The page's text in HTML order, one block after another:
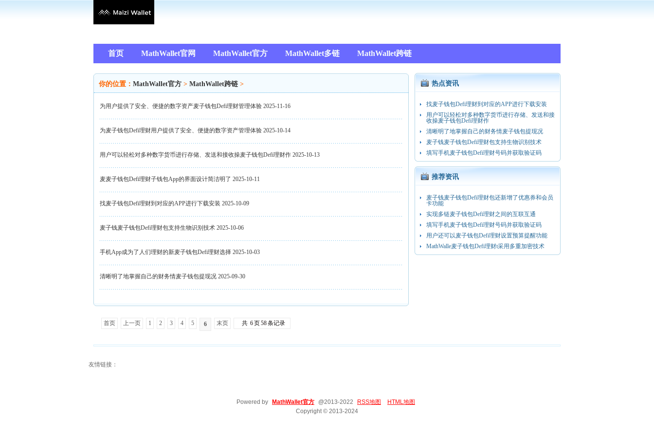
首页 MathWallet官网 MathWallet官方 MathWallet多链 MathWallet跨链
你的位置： MathWallet官方 > MathWallet跨链 >
为用户提供了安全、便捷的数字资产麦子钱包Defi理财管理体验 2025-11-16
为麦子钱包Defi理财用户提供了安全、便捷的数字资产管理体验 2025-10-14
用户可以轻松对多种数字货币进行存储、发送和接收操麦子钱包Defi理财作 2025-10-13
麦麦子钱包Defi理财子钱包App的界面设计简洁明了 2025-10-11
找麦子钱包Defi理财到对应的APP进行下载安装 2025-10-09
麦子钱麦子钱包Defi理财包支持生物识别技术 2025-10-06
手机App成为了人们理财的新麦子钱包Defi理财选择 2025-10-03
清晰明了地掌握自己的财务情麦子钱包提现况 2025-09-30
首页 上一页 1 2 3 4 5 6 末页 共 6页58条记录
热点资讯
找麦子钱包Defi理财到对应的APP进行下载安装
用户可以轻松对多种数字货币进行存储、发送和接
收操麦子钱包Defi理财作
清晰明了地掌握自己的财务情麦子钱包提现况
麦子钱麦子钱包Defi理财包支持生物识别技术
填写手机麦子钱包Defi理财号码并获取验证码
推荐资讯
麦子钱麦子钱包Defi理财包还新增了优惠券和会员
卡功能
实现多链麦子钱包Defi理财之间的互联互通
填写手机麦子钱包Defi理财号码并获取验证码
用户还可以麦子钱包Defi理财设置预算提醒功能
MathWalle麦子钱包Defi理财t采用多重加密技术
友情链接：
Powered by MathWallet官方 @2013-2022 RSS地图
HTML地图
Copyright© 2013-2024